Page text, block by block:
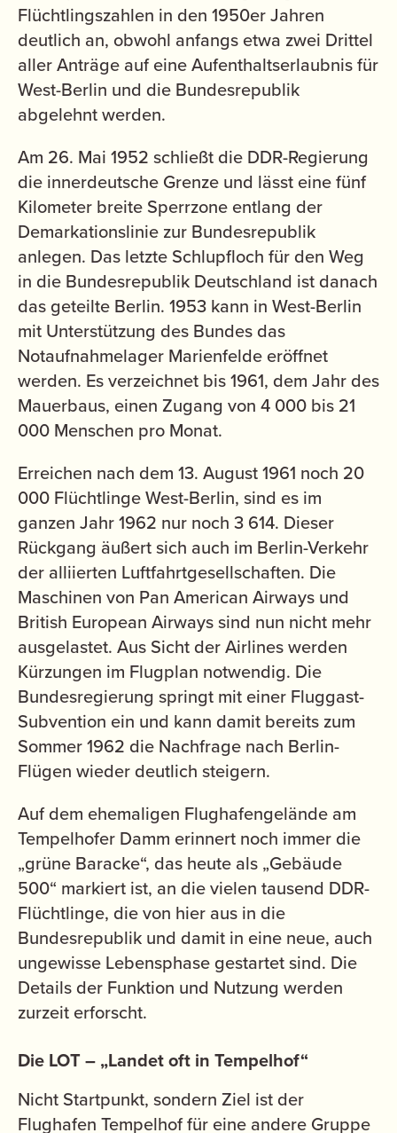
Flüchtlingszahlen in den 1950er Jahren
deutlich an, obwohl anfangs etwa zwei Drittel
aller Anträge auf eine Aufenthaltserlaubnis für
West-Berlin und die Bundesrepublik
abgelehnt werden.
Am 26. Mai 1952 schließt die DDR-Regierung
die innerdeutsche Grenze und lässt eine fünf
Kilometer breite Sperrzone entlang der
Demarkationslinie zur Bundesrepublik
anlegen. Das letzte Schlupfloch für den Weg
in die Bundesrepublik Deutschland ist danach
das geteilte Berlin. 1953 kann in West-Berlin
mit Unterstützung des Bundes das
Notaufnahmelager Marienfelde eröffnet
werden. Es verzeichnet bis 1961, dem Jahr des
Mauerbaus, einen Zugang von 4 000 bis 21
000 Menschen pro Monat.
Erreichen nach dem 13. August 1961 noch 20
000 Flüchtlinge West-Berlin, sind es im
ganzen Jahr 1962 nur noch 3 614. Dieser
Rückgang äußert sich auch im Berlin-Verkehr
der alliierten Luftfahrtgesellschaften. Die
Maschinen von Pan American Airways und
British European Airways sind nun nicht mehr
ausgelastet. Aus Sicht der Airlines werden
Kürzungen im Flugplan notwendig. Die
Bundesregierung springt mit einer Fluggast-
Subvention ein und kann damit bereits zum
Sommer 1962 die Nachfrage nach Berlin-
Flügen wieder deutlich steigern.
Auf dem ehemaligen Flughafengelände am
Tempelhofer Damm erinnert noch immer die
„grüne Baracke“, das heute als „Gebäude
500“ markiert ist, an die vielen tausend DDR-
Flüchtlinge, die von hier aus in die
Bundesrepublik und damit in eine neue, auch
ungewisse Lebensphase gestartet sind. Die
Details der Funktion und Nutzung werden
zurzeit erforscht.
Die LOT – „Landet oft in Tempelhof“
Nicht Startpunkt, sondern Ziel ist der
Flughafen Tempelhof für eine andere Gruppe